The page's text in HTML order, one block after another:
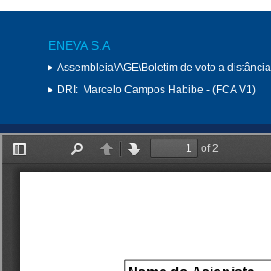
ENEVA S.A
Assembleia\AGE\Boletim de voto a distância
DRI: Marcelo Campos Habibe - (FCA V1)